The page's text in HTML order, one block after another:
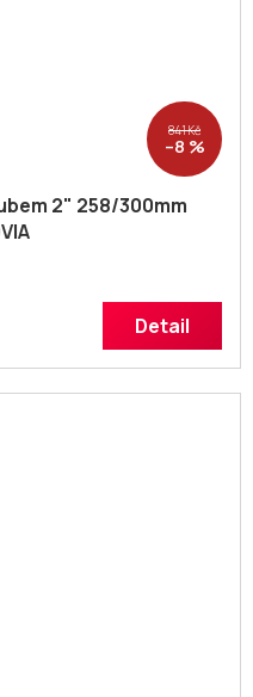
841 Kč
–8 %
2" 258/300mm
Detail